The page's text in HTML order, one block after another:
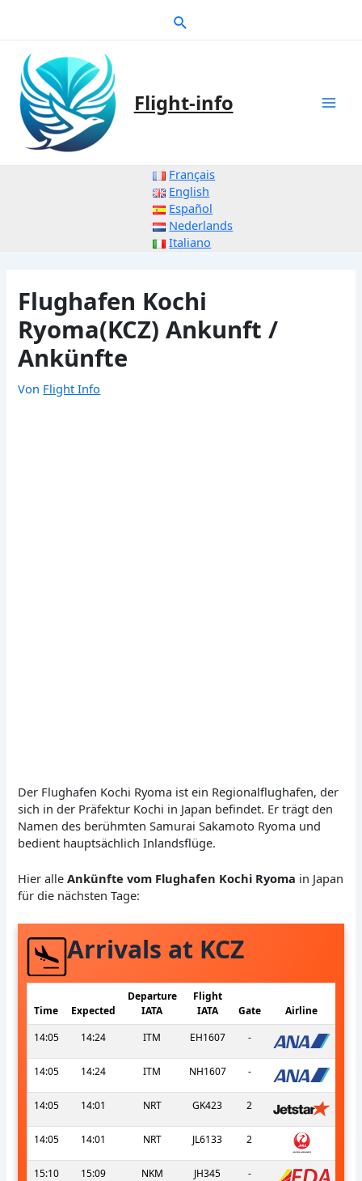
Suche
Flight-info
Français
English
Español
Nederlands
Italiano
Flughafen Kochi
Ryoma(KCZ) Ankunft /
Ankünfte
Von Flight Info
Der Flughafen Kochi Ryoma ist ein Regionalflughafen, der
sich in der Präfektur Kochi in Japan befindet. Er trägt den
Namen des berühmten Samurai Sakamoto Ryoma und
bedient hauptsächlich Inlandsflüge.
Hier alleAnkünfte vom Flughafen Kochi Ryoma in Japan
für die nächsten Tage:
Arrivals at KCZ
Time Expected
Departure
IATA
Flight
IATA
Gate
Airline
14:05
14:24 ITM EH1607 -
14:05 14:24 ITM NH1607 -
14:05 14:01 NRT GK423 2
14:05 14:01 NRT JL6133 2
15:10 15:09 NKM JH345 -